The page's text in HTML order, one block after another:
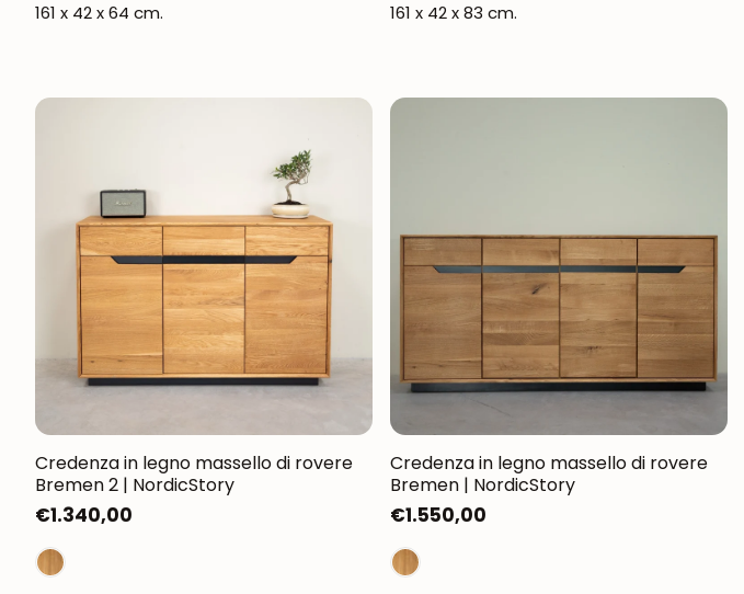
161 x 42 x 64 cm.
161 x 42 x 83 cm.
Credenza in legno massello di rovere
Bremen 2 | NordicStory
Prezzo
normale
€1.340,00
Credenza in legno massello di rovere
Bremen | NordicStory
Prezzo
normale
€1.550,00